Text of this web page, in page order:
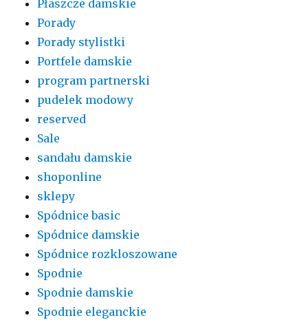
Płaszcze damskie
Porady
Porady stylistki
Portfele damskie
program partnerski
pudelek modowy
reserved
Sale
sandału damskie
shoponline
sklepy
Spódnice basic
Spódnice damskie
Spódnice rozkloszowane
Spodnie
Spodnie damskie
Spodnie eleganckie